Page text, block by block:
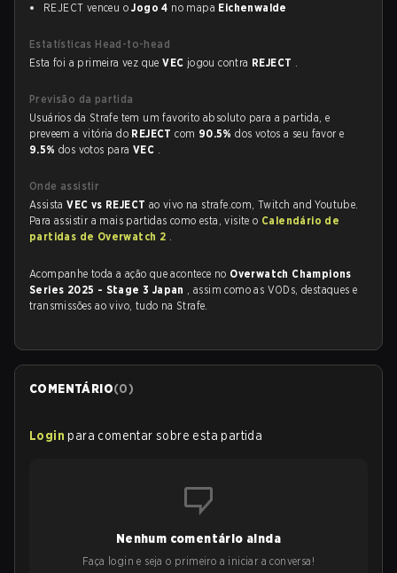
REJECT venceu oJogo 4 no mapa Eichenwalde
Estatísticas Head-to-head
Esta foi a primeira vez queVEC jogou contra REJECT .
Previsão da partida
Usuários da Strafe tem um favorito absoluto para a partida, e
preveem a vitória do REJECTcom 90.5%dos votos a seu favor e
9.5% dos votos para VEC .
Onde assistir
AssistaVEC vs REJECT ao vivo na strafe.com, Twitch and Youtube.
Para assistir a mais partidas como esta, visite o Calendário de
partidas de Overwatch 2 .
Acompanhe toda a ação que acontece no Overwatch Champions
Series 2025 - Stage 3 Japan , assim como as VODs, destaques e
transmissões ao vivo, tudo na Strafe.
COMENTÁRIO(0)
Login para comentar sobre esta partida
Nenhum comentário ainda
Faça login e seja o primeiro a iniciar a conversa!